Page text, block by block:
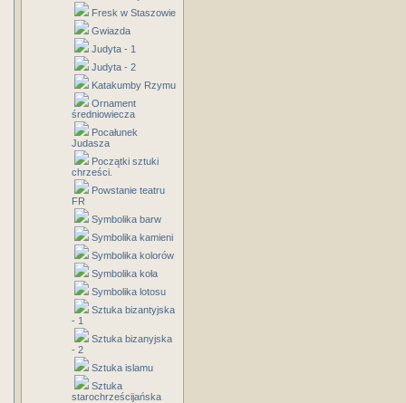
Fresk w Staszowie
Gwiazda
Judyta - 1
Judyta - 2
Katakumby Rzymu
Ornament
średniowiecza
Pocałunek
Judasza
Początki sztuki
chrześci.
Powstanie teatru
FR
Symbolika barw
Symbolika kamieni
Symbolika kolorów
Symbolika koła
Symbolika lotosu
Sztuka bizantyjska
- 1
Sztuka bizanyjska
- 2
Sztuka islamu
Sztuka
starochrześcijańska